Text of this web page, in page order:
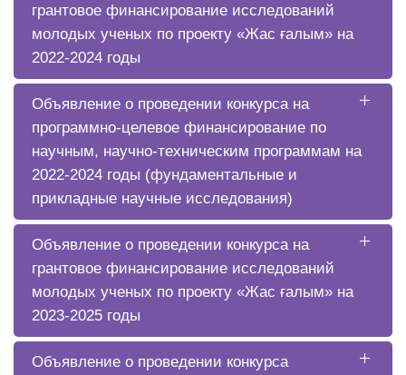
грантовое финансирование исследований
молодых ученых по проекту «Жас ғалым» на
2022-2024 годы
Объявление о проведении конкурса на
программно-целевое финансирование по
научным, научно-техническим программам на
2022-2024 годы (фундаментальные и
прикладные научные исследования)
Объявление о проведении конкурса на
грантовое финансирование исследований
молодых ученых по проекту «Жас ғалым» на
2023-2025 годы
Объявление о проведении конкурса